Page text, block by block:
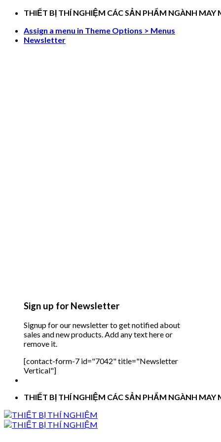
Skip
content
THIẾT BỊ THÍ NGHIỆM CÁC SẢN PHẨM NGÀNH MAY
Assign a menu in Theme Options > Menus
Newsletter
Sign up for Newsletter
Signup for our newsletter to get notified about
sales and new products. Add any text here or
remove it.
[contact-form-7 id="7042" title="Newsletter
Vertical"]
THIẾT BỊ THÍ NGHIỆM CÁC SẢN PHẨM NGÀNH MAY